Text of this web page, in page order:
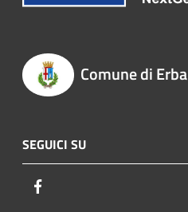
Comune di Erba
SEGUICI SU